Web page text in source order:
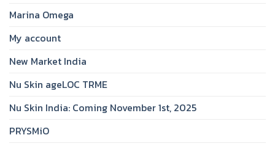
Marina Omega
My account
New Market India
Nu Skin ageLOC TRME
Nu Skin India: Coming November 1st, 2025
PRYSMiO